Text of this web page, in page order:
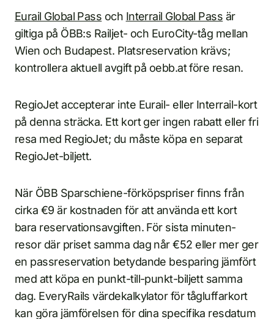
Eurail Global Pass och Interrail Global Pass är
giltiga på ÖBB:s Railjet- och EuroCity-tåg mellan
Wien och Budapest. Platsreservation krävs;
kontrollera aktuell avgift på oebb.at före resan.
RegioJet accepterar inte Eurail- eller Interrail-kort
på denna sträcka. Ett kort ger ingen rabatt eller fri
resa med RegioJet; du måste köpa en separat
RegioJet-biljett.
När ÖBB Sparschiene-förköpspriser finns från
cirka €9 är kostnaden för att använda ett kort
bara reservationsavgiften. För sista minuten-
resor där priset samma dag når €52 eller mer ger
en passreservation betydande besparing jämfört
med att köpa en punkt-till-punkt-biljett samma
dag. EveryRails värdekalkylator för tågluffarkort
kan göra jämförelsen för dina specifika resdatum